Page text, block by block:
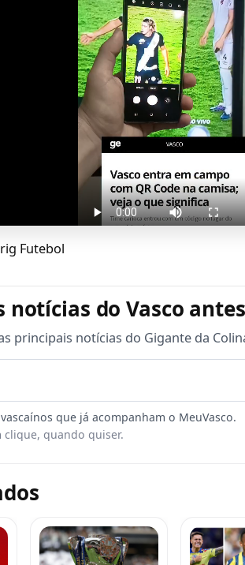
Futebol
notícias do Vasco
principais notícias do Gigante da
clique, quando quiser.